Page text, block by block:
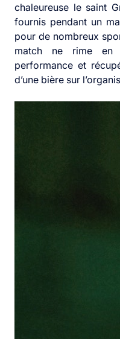
chaleureuse le saint
fournis pendant un
pour de nombreux
match ne rime en
performance et
d’une bière sur